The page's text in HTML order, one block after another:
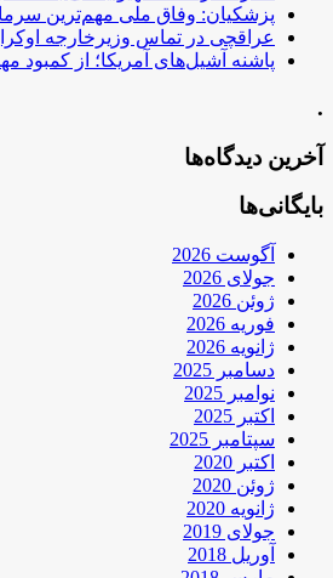
پزشکیان: وفاق ملی مهم‌ترین
عراقچی در تماس وزیرخارجه
پاشنه آشیل‌های آمریکا؛ از کمبود
.
آخرین دیدگاه‌ها
بایگانی‌ها
آگوست 2026
جولای 2026
ژوئن 2026
فوریه 2026
ژانویه 2026
دسامبر 2025
نوامبر 2025
اکتبر 2025
سپتامبر 2025
اکتبر 2020
ژوئن 2020
ژانویه 2020
جولای 2019
آوریل 2018